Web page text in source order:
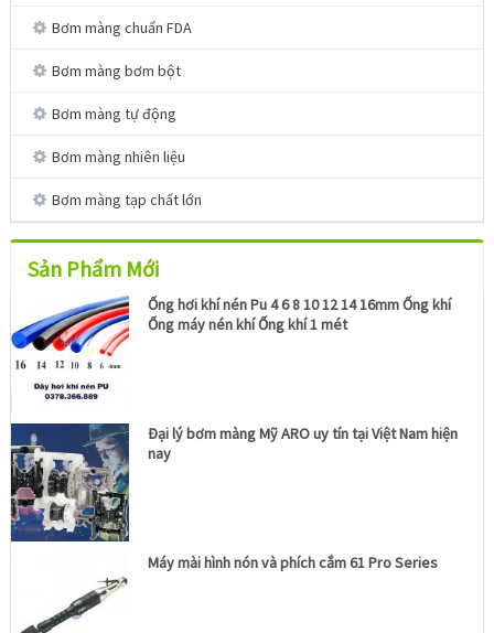
Bơm màng chuẩn FDA
Bơm màng bơm bột
Bơm màng tự động
Bơm màng nhiên liệu
Bơm màng tạp chất lớn
Sản Phẩm Mới
Ống hơi khí nén Pu 4 6 8 10 12 14 16mm Ống khí
Ống máy nén khí Ống khí 1 mét
Đại lý bơm màng Mỹ ARO uy tín tại Việt Nam hiện
nay
Máy mài hình nón và phích cắm 61 Pro Series